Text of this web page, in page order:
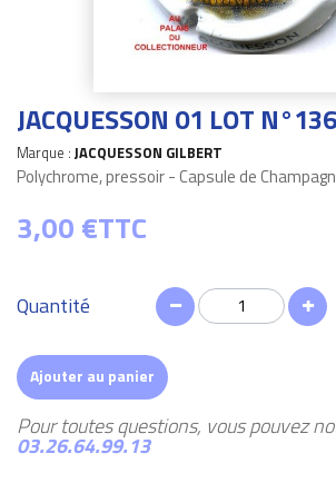
JACQUESSON 01 LOT
Marque : JACQUESSON GILBERT
Polychrome, pressoir - Capsule de
3,00 €TTC
Quantité
Ajouter au panier
Pour toutes questions, vous pouvez
03.26.64.99.13